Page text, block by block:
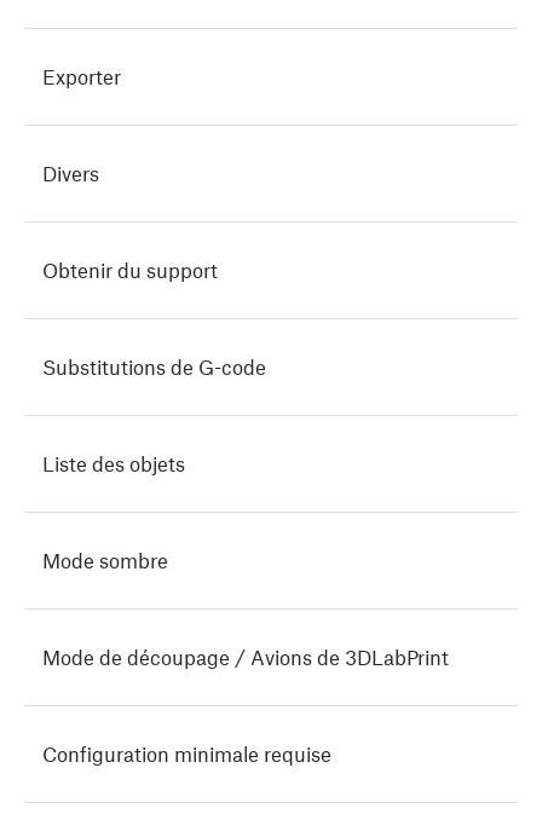
Exporter
Divers
Obtenir du support
Substitutions de G-code
Liste des objets
Mode sombre
Mode de découpage / Avions de 3DLabPrint
Configuration minimale requise